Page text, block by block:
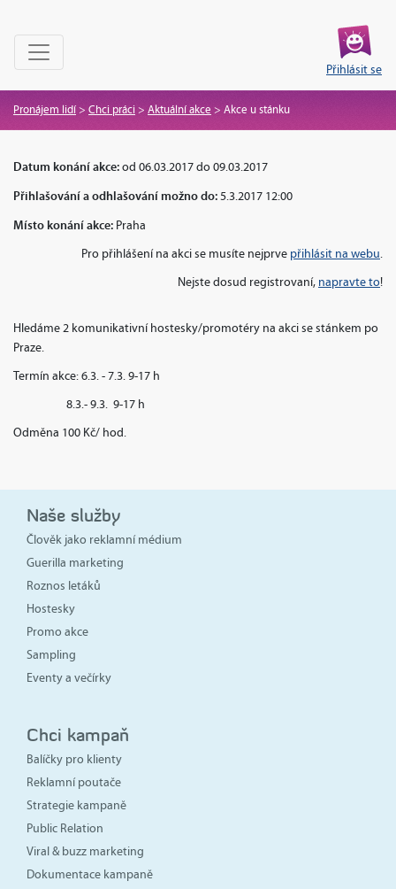
Přihlásit se
Pronájem lidí> Chci práci > Aktuální akce > Akce u stánku
Datum konání akce:od 06.03.2017 do 09.03.2017
Přihlašování a odhlašování možno do:5.3.2017 12:00
Místo konání akce: Praha
Pro přihlášení na akci se musíte nejprve přihlásit na webu.
Nejste dosud registrovaní, napravte to!
Hledáme 2 komunikativní hostesky/promotéry na akci se stánkem po
Praze.
Termín akce: 6.3. - 7.3. 9-17 h
8.3.- 9.3. 9-17 h
Odměna 100 Kč/ hod.
Naše služby
Člověk jako reklamní médium
Guerilla marketing
Roznos letáků
Hostesky
Promo akce
Sampling
Eventy a večírky
Chci kampaň
Balíčky pro klienty
Reklamní poutače
Strategie kampaně
Public Relation
Viral & buzz marketing
Dokumentace kampaně